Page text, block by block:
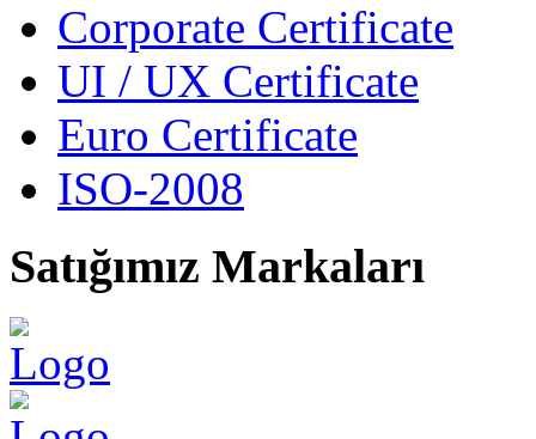
Corporate Certificate
UI / UX Certificate
Euro Certificate
ISO-2008
Satığımız Markaları